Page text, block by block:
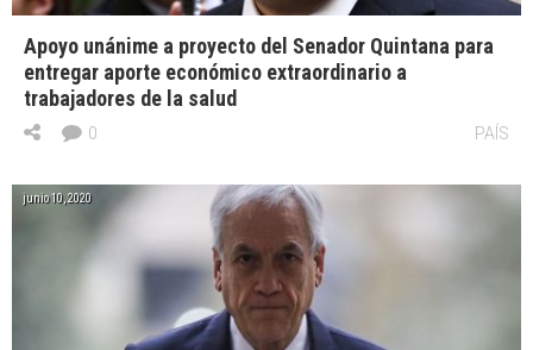
Apoyo unánime a proyecto del Senador Quintana para
entregar aporte económico extraordinario a
trabajadores de la salud
PAÍS
0
junio 10, 2020